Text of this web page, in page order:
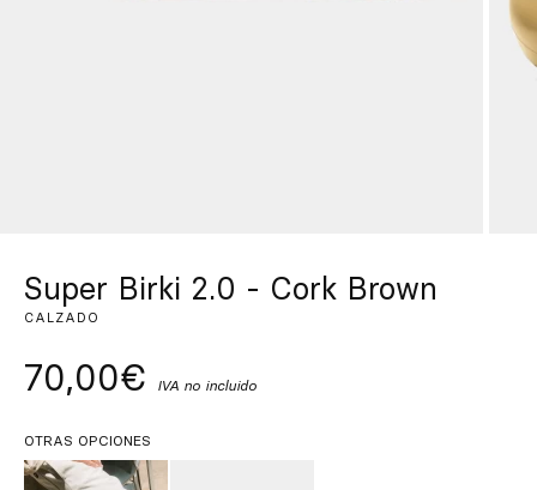
Super Birki 2.0 - Cork Brown
CALZADO
70,00€ IVA no incluido
OTRAS OPCIONES